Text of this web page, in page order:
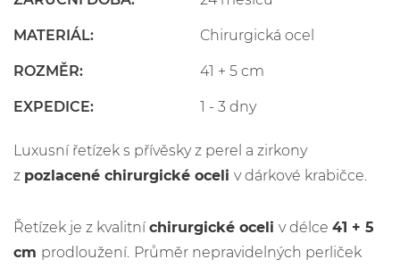
MATERIÁL: Chirurgická ocel
ROZMĚR: 41 + 5 cm
EXPEDICE: 1 - 3 dny
Luxusní řetízek s přívěsky z perel a zirkony
z pozlacené chirurgické oceli v dárkové krabičce.
Řetízek je z kvalitníchirurgické oceli v délce 41 + 5
cm prodloužení. Průměr nepravidelných perliček